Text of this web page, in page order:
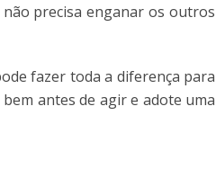
precisa enganar os outros
fazer toda a diferença para
antes de agir e adote uma